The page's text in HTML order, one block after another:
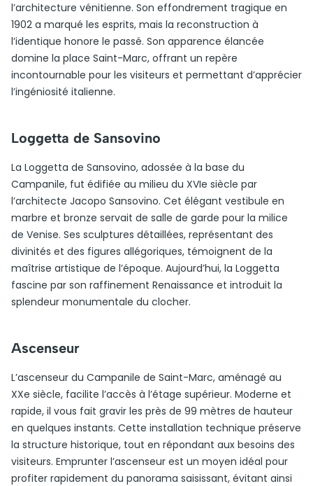
l’architecture vénitienne. Son effondrement tragique en
1902 a marqué les esprits, mais la reconstruction à
l’identique honore le passé. Son apparence élancée
domine la place Saint-Marc, offrant un repère
incontournable pour les visiteurs et permettant d’apprécier
l’ingéniosité italienne.
Loggetta de Sansovino
La Loggetta de Sansovino, adossée à la base du
Campanile, fut édifiée au milieu du XVIe siècle par
l’architecte Jacopo Sansovino. Cet élégant vestibule en
marbre et bronze servait de salle de garde pour la milice
de Venise. Ses sculptures détaillées, représentant des
divinités et des figures allégoriques, témoignent de la
maîtrise artistique de l’époque. Aujourd’hui, la Loggetta
fascine par son raffinement Renaissance et introduit la
splendeur monumentale du clocher.
Ascenseur
L’ascenseur du Campanile de Saint-Marc, aménagé au
XXe siècle, facilite l’accès à l’étage supérieur. Moderne et
rapide, il vous fait gravir les près de 99 mètres de hauteur
en quelques instants. Cette installation technique préserve
la structure historique, tout en répondant aux besoins des
visiteurs. Emprunter l’ascenseur est un moyen idéal pour
profiter rapidement du panorama saisissant, évitant ainsi